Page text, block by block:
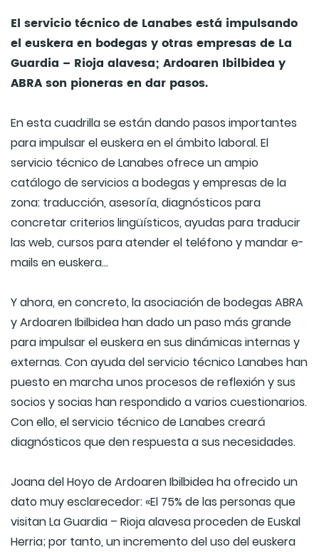
El servicio técnico de Lanabes está impulsando
el euskera en bodegas y otras empresas de La
Guardia – Rioja alavesa; Ardoaren Ibilbidea y
ABRA son pioneras en dar pasos.
En esta cuadrilla se están dando pasos importantes
para impulsar el euskera en el ámbito laboral. El
servicio técnico de Lanabes ofrece un ampio
catálogo de servicios a bodegas y empresas de la
zona: traducción, asesoría, diagnósticos para
concretar criterios lingüísticos, ayudas para traducir
las web, cursos para atender el teléfono y mandar e-
mails en euskera…
Y ahora, en concreto, la asociación de bodegas ABRA
y Ardoaren Ibilbidea han dado un paso más grande
para impulsar el euskera en sus dinámicas internas y
externas. Con ayuda del servicio técnico Lanabes han
puesto en marcha unos procesos de reflexión y sus
socios y socias han respondido a varios cuestionarios.
Con ello, el servicio técnico de Lanabes creará
diagnósticos que den respuesta a sus necesidades.
Joana del Hoyo de Ardoaren Ibilbidea ha ofrecido un
dato muy esclarecedor: «El 75% de las personas que
visitan La Guardia – Rioja alavesa proceden de Euskal
Herria; por tanto, un incremento del uso del euskera